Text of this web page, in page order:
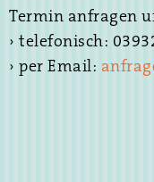
Termin anfragen
› telefonisch:
› per Email: